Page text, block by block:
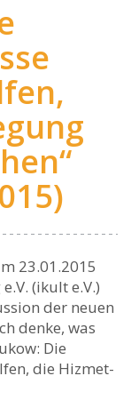
23.01.2015
(ikult e.V.)
der neuen
denke, was
Die
die Hizmet-